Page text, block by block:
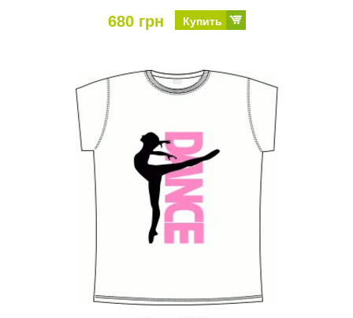
680 грн Купить